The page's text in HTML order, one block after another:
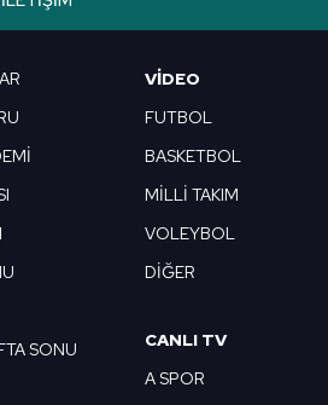
Metnimizi okumak ve
SONU
VIDEO
FUTBOL
BASKETBOL
MİLLİ TAKIM
VOLEYBOL
DİĞER
CANLI TV
A SPOR